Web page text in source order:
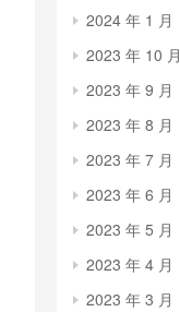
2024 年 1 月
2023 年 10 月
2023 年 9 月
2023 年 8 月
2023 年 7 月
2023 年 6 月
2023 年 5 月
2023 年 4 月
2023 年 3 月